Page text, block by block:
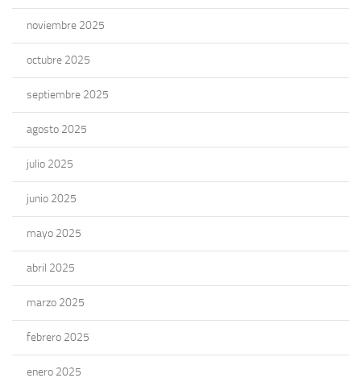
noviembre 2025
octubre 2025
septiembre 2025
agosto 2025
julio 2025
junio 2025
mayo 2025
abril 2025
marzo 2025
febrero 2025
enero 2025